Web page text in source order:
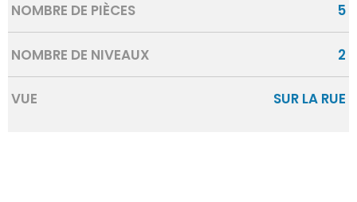
NOMBRE DE PIÈCES 5
NOMBRE DE NIVEAUX 2
VUE SUR LA RUE